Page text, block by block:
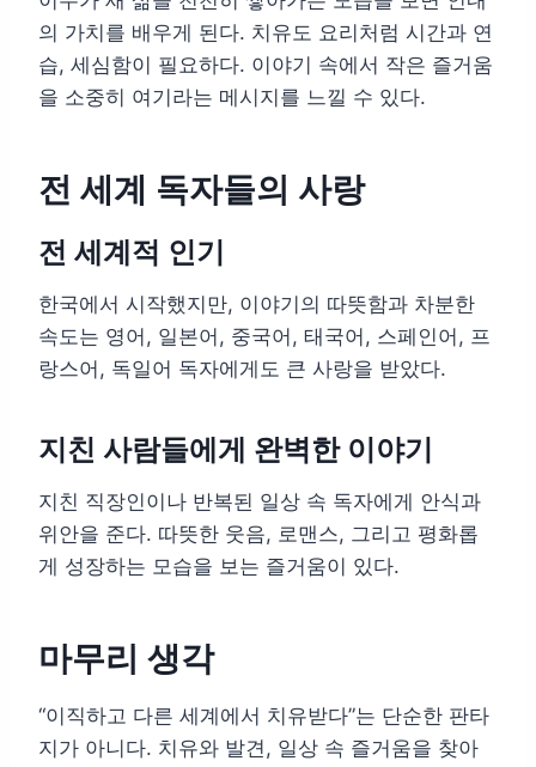
의 가치를 배우게 된다. 치유도 요리처럼 시간과 연
습, 세심함이 필요하다. 이야기 속에서 작은 즐거움
을 소중히 여기라는 메시지를 느낄 수 있다.
전 세계 독자들의 사랑
전 세계적 인기
한국에서 시작했지만, 이야기의 따뜻함과 차분한
속도는 영어, 일본어, 중국어, 태국어, 스페인어, 프
랑스어, 독일어 독자에게도 큰 사랑을 받았다.
지친 사람들에게 완벽한 이야기
지친 직장인이나 반복된 일상 속 독자에게 안식과
위안을 준다. 따뜻한 웃음, 로맨스, 그리고 평화롭
게 성장하는 모습을 보는 즐거움이 있다.
마무리 생각
“이직하고 다른 세계에서 치유받다”는 단순한 판타
지가 아니다. 치유와 발견, 일상 속 즐거움을 찾아